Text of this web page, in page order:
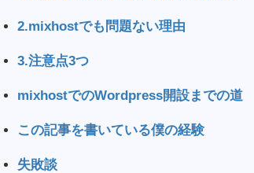
2.mixhostでも問題ない理由
3.注意点3つ
mixhostでのWordpress開設までの道
この記事を書いている僕の経験
失敗談